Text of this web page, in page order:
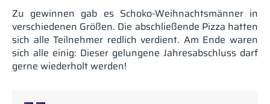
Zu gewinnen gab es Schoko-Weihnachtsmänner in
verschiedenen Größen. Die abschließende Pizza hatten
sich alle Teilnehmer redlich verdient. Am Ende waren
sich alle einig: Dieser gelungene Jahresabschluss darf
gerne wiederholt werden!